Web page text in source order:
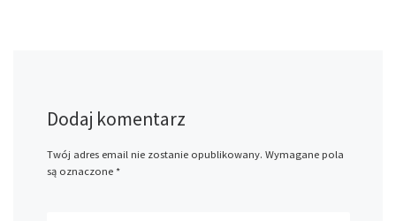
Dodaj komentarz
Twój adres email nie zostanie opublikowany. Wymagane pola
są oznaczone *